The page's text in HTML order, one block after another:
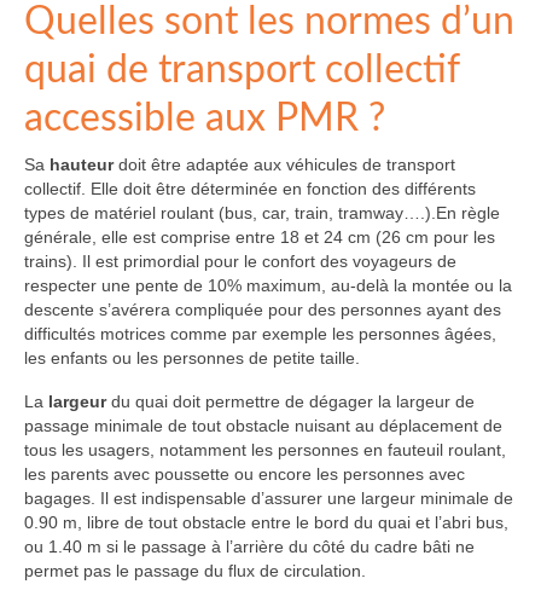
Quelles sont les normes d’un
quai de transport collectif
accessible aux PMR ?
Sa hauteurdoit être adaptée aux véhicules de transport
collectif. Elle doit être déterminée en fonction des différents
types de matériel roulant (bus, car, train, tramway….).En règle
générale, elle est comprise entre 18 et 24 cm (26 cm pour les
trains). Il est primordial pour le confort des voyageurs de
respecter une pente de 10% maximum, au-delà la montée ou la
descente s’avérera compliquée pour des personnes ayant des
difficultés motrices comme par exemple les personnes âgées,
les enfants ou les personnes de petite taille.
La largeurdu quai doit permettre de dégager la largeur de
passage minimale de tout obstacle nuisant au déplacement de
tous les usagers, notamment les personnes en fauteuil roulant,
les parents avec poussette ou encore les personnes avec
bagages. Il est indispensable d’assurer une largeur minimale de
0.90 m, libre de tout obstacle entre le bord du quai et l’abri bus,
ou 1.40 m si le passage à l’arrière du côté du cadre bâti ne
permet pas le passage du flux de circulation.